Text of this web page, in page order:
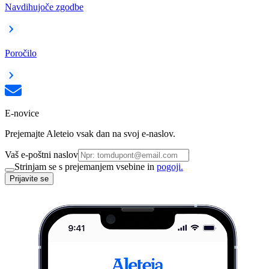
Navdihujoče zgodbe
Poročilo
E-novice
Prejemajte Aleteio vsak dan na svoj e-naslov.
Vaš e-poštni naslov
Strinjam se s prejemanjem vsebine in pogoji.
Prijavite se